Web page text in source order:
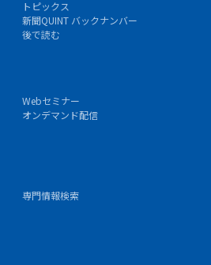
トピックス
新聞QUINT バックナンバー
後で読む
Webセミナー
オンデマンド配信
専門情報検索